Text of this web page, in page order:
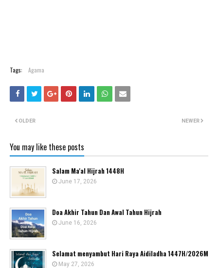
Tags: Agama
NEWER
OLDER
You may like these posts
Salam Ma'al Hijrah 1448H
June 17, 2026
Doa Akhir Tahun Dan Awal Tahun Hijrah
June 16, 2026
Selamat menyambut Hari Raya Aidiladha 1447H/2026M
May 27, 2026